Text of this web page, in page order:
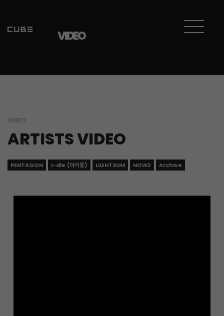
VIDEO
VIDEO
ARTISTS VIDEO
PENTAGON i-dle (아이들) LIGHTSUM NOWZ Archive